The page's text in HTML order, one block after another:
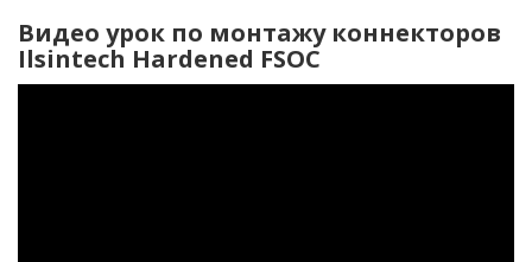
Видео урок по монтажу коннекторов
Ilsintech Hardened FSOC